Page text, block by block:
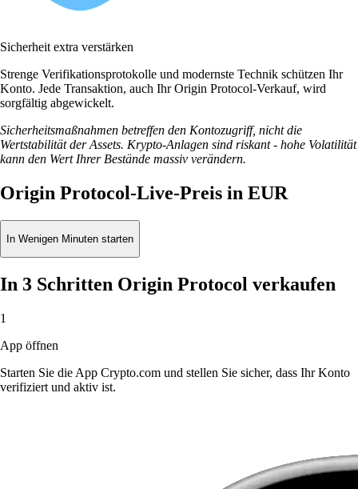
Sicherheit extra verstärken
Strenge Verifikationsprotokolle und modernste Technik schützen Ihr
Konto. Jede Transaktion, auch Ihr Origin Protocol-Verkauf, wird
sorgfältig abgewickelt.
Sicherheitsmaßnahmen betreffen den Kontozugriff, nicht die
Wertstabilität der Assets. Krypto-Anlagen sind riskant - hohe Volatilität
kann den Wert Ihrer Bestände massiv verändern.
Origin Protocol-Live-Preis in EUR
In Wenigen Minuten starten
In 3 Schritten Origin Protocol verkaufen
1
App öffnen
Starten Sie die App Crypto.com und stellen Sie sicher, dass Ihr Konto
verifiziert und aktiv ist.